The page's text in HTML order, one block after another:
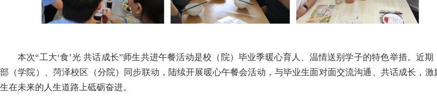
本次“工大‘食’光 共话成长”师生共进午餐活动是校（院）毕业季暖心育人、温情送别学子的特色举措。近期
部（学院）、菏泽校区（分院）同步联动，陆续开展暖心午餐会活动，与毕业生面对面交流沟通、共话成长，激
生在未来的人生道路上砥砺奋进。